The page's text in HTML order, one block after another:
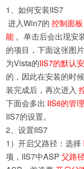
1、如何安装IIS7
进入Win7的 控制面板
能 。单击后会出现安
的项目，下面这张图
为Vista的IIS7的默认
的，因此在安装的时
装完成后，再次进入
下面会多出 IIS6的管
IIS7的设置。
2、设置IIS7
1）开启父路径：选择
项，IIS7中ASP 父路